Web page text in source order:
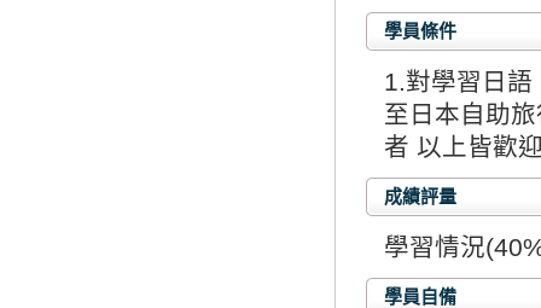
學員條件
1.對學習日
至日本自助
者 以上皆歡
成績評量
學習情況
學員自備